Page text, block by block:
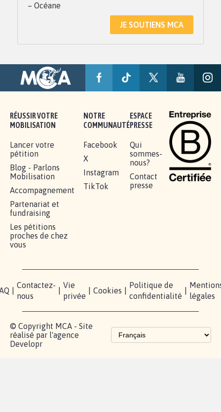
– Océane
JE SOUTIENS MCA
RÉUSSIR VOTRE
MOBILISATION
Lancer votre
pétition
Blog - Parlons
Mobilisation
Accompagnement
Partenariat et
fundraising
Les pétitions
proches de chez
vous
NOTRE
COMMUNAUTÉ
Facebook
X
Instagram
TikTok
ESPACE
PRESSE
Qui
sommes-
nous?
Contact
presse
Contactez-
nous
Vie
privée
Cookies
Politique de
confidentialité
légales
© Copyright MCA - Site
réalisé par l'agence
Developr